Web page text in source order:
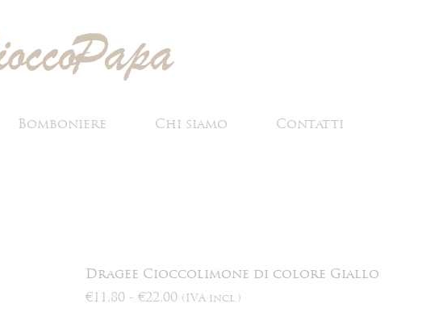
Bomboniere Chi siamo Contatti
Dragee Cioccolimone di colore Giallo
€11,80 - €22,00Fascia
(IVA incl.)